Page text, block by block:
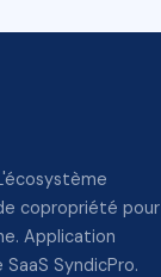
copropriété pour
Application
SyndicPro.